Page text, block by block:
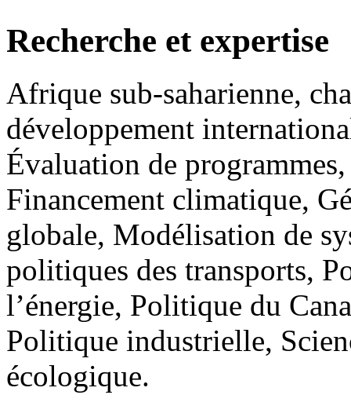
Recherche et expertise
Afrique sub-saharienne,
développement
Évaluation de
Financement climatique,
globale, Modélisation de
politiques des transports,
l’énergie, Politique du
Politique industrielle,
écologique.